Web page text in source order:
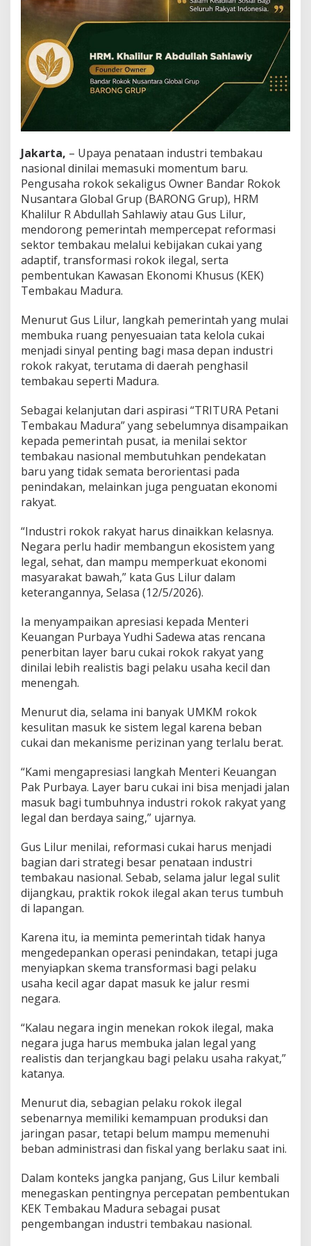
a
e
f
o
r
s
C
u
k
a
Jakarta, – Upaya penataan industri tembakau
nasional dinilai memasuki momentum baru.
Pengusaha rokok sekaligus Owner Bandar Rokok
Nusantara Global Grup (BARONG Grup), HRM
Khalilur R Abdullah Sahlawiy atau Gus Lilur,
mendorong pemerintah mempercepat reformasi
sektor tembakau melalui kebijakan cukai yang
adaptif, transformasi rokok ilegal, serta
pembentukan Kawasan Ekonomi Khusus (KEK)
Tembakau Madura.
Menurut Gus Lilur, langkah pemerintah yang mulai
membuka ruang penyesuaian tata kelola cukai
menjadi sinyal penting bagi masa depan industri
rokok rakyat, terutama di daerah penghasil
tembakau seperti Madura.
Sebagai kelanjutan dari aspirasi “TRITURA Petani
Tembakau Madura” yang sebelumnya disampaikan
kepada pemerintah pusat, ia menilai sektor
tembakau nasional membutuhkan pendekatan
baru yang tidak semata berorientasi pada
penindakan, melainkan juga penguatan ekonomi
rakyat.
“Industri rokok rakyat harus dinaikkan kelasnya.
Negara perlu hadir membangun ekosistem yang
legal, sehat, dan mampu memperkuat ekonomi
masyarakat bawah,” kata Gus Lilur dalam
keterangannya, Selasa (12/5/2026).
Ia menyampaikan apresiasi kepada Menteri
Keuangan Purbaya Yudhi Sadewa atas rencana
penerbitan layer baru cukai rokok rakyat yang
dinilai lebih realistis bagi pelaku usaha kecil dan
menengah.
Menurut dia, selama ini banyak UMKM rokok
kesulitan masuk ke sistem legal karena beban
cukai dan mekanisme perizinan yang terlalu berat.
“Kami mengapresiasi langkah Menteri Keuangan
Pak Purbaya. Layer baru cukai ini bisa menjadi jalan
masuk bagi tumbuhnya industri rokok rakyat yang
legal dan berdaya saing,” ujarnya.
Gus Lilur menilai, reformasi cukai harus menjadi
bagian dari strategi besar penataan industri
tembakau nasional. Sebab, selama jalur legal sulit
dijangkau, praktik rokok ilegal akan terus tumbuh
di lapangan.
Karena itu, ia meminta pemerintah tidak hanya
mengedepankan operasi penindakan, tetapi juga
menyiapkan skema transformasi bagi pelaku
usaha kecil agar dapat masuk ke jalur resmi
negara.
“Kalau negara ingin menekan rokok ilegal, maka
negara juga harus membuka jalan legal yang
realistis dan terjangkau bagi pelaku usaha rakyat,”
katanya.
Menurut dia, sebagian pelaku rokok ilegal
sebenarnya memiliki kemampuan produksi dan
jaringan pasar, tetapi belum mampu memenuhi
beban administrasi dan fiskal yang berlaku saat ini.
Dalam konteks jangka panjang, Gus Lilur kembali
menegaskan pentingnya percepatan pembentukan
KEK Tembakau Madura sebagai pusat
pengembangan industri tembakau nasional.